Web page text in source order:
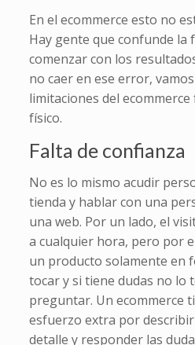
En el ecommerce esto no
Hay gente que confunde la
comenzar con los
no caer en ese error,
limitaciones del
físico.
Falta de confianza
No es lo mismo acudir
tienda y hablar con una
una web. Por un lado, el
a cualquier hora, pero por
un producto solamente en
tocar y si tiene dudas no lo
preguntar. Un ecommerce
esfuerzo extra por
detalle y responder las